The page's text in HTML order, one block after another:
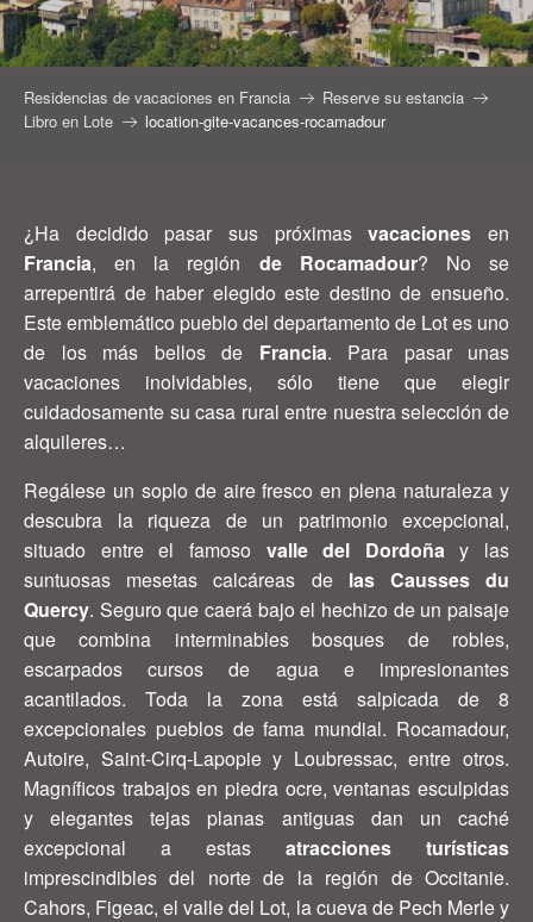
Residencias de vacaciones en Francia
Reserve su estancia
Libro en Lote
location-gite-vacances-rocamadour
¿Ha decidido pasar sus próximasvacaciones en
Francia, en la región de Rocamadour? No se
arrepentirá de haber elegido este destino de ensueño.
Este emblemático pueblo del departamento de Lot es uno
de los más bellos de Francia. Para pasar unas
vacaciones inolvidables, sólo tiene que elegir
cuidadosamente su casa rural entre nuestra selección de
alquileres…
Regálese un soplo de aire fresco en plena naturaleza y
descubra la riqueza de un patrimonio excepcional,
situado entre el famoso valle del Dordoñay las
suntuosas mesetas calcáreas de las Causses du
Quercy. Seguro que caerá bajo el hechizo de un paisaje
que combina interminables bosques de robles,
escarpados cursos de agua e impresionantes
acantilados. Toda la zona está salpicada de 8
excepcionales pueblos de fama mundial. Rocamadour,
Autoire, Saint-Cirq-Lapopie y Loubressac, entre otros.
Magníficos trabajos en piedra ocre, ventanas esculpidas
y elegantes tejas planas antiguas dan un caché
excepcional a estas atracciones turísticas
imprescindibles del norte de la región de Occitanie.
Cahors, Figeac, el valle del Lot, la cueva de Pech Merle y